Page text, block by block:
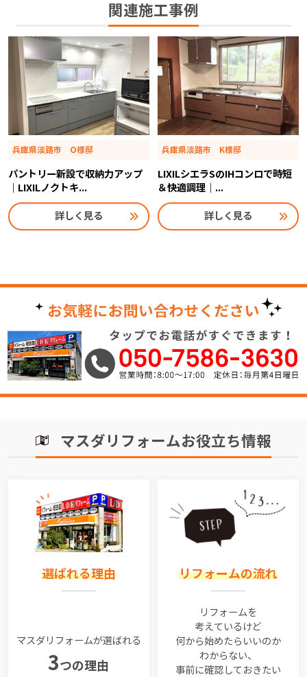
関連施工事例
兵庫県淡路市 O様邸
パントリー新設で収納力アップ
｜LIXILノクトキ...
詳しく見る
兵庫県淡路市 K様邸
LIXILシエラSのIHコンロで時短
＆快適調理｜...
詳しく見る
マスダリフォームお役立ち情報
選ばれる理由
マスダリフォームが選ばれる
3つの理由
リフォームの流れ
リフォームを
考えているけど
何から始めたらいいのか
わからない、
事前に確認しておきたい